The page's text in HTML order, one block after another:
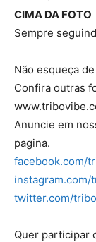
CIMA DA FOTO
Sempre
Não esqueça
Confira outras
Anuncie em
pagina.
facebook.com/
twitter.com/
Quer participar